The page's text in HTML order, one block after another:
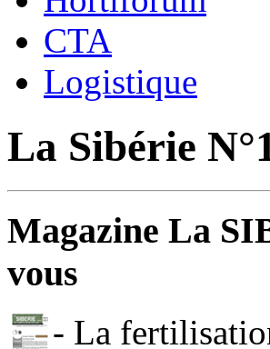
CTA
Logistique
La Sibérie
Magazine La
vous
- La